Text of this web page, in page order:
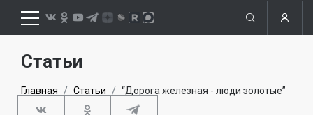
Статьи
Главная Статьи “Дорога железная - люди золотые”